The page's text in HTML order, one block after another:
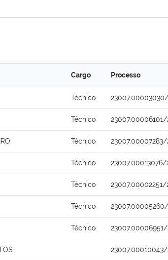
Cargo Processo
Técnico
Técnico 23007.00006101/
Técnico 23007.00007283/
Técnico 23007.00013076/
Técnico 23007.00002251/
Técnico
Técnico 23007.00006951/